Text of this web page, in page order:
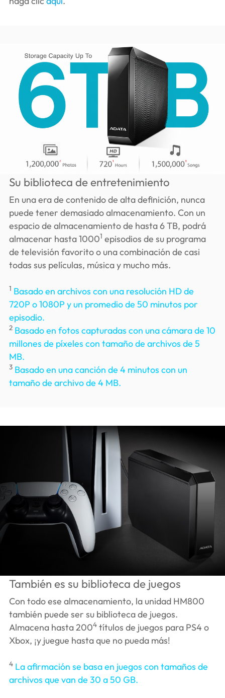
Su biblioteca de entretenimiento
En una era de contenido de alta definición, nunca
puede tener demasiado almacenamiento. Con un
espacio de almacenamiento de hasta 6 TB, podrá
almacenar hasta 10001 episodios de su programa
de televisión favorito o una combinación de casi
todas sus películas, música y mucho más.
1 Basado en archivos con una resolución HD de
720P o 1080P y un promedio de 50 minutos por
episodio.
2Basado en fotos capturadas con una cámara de 10
millones de píxeles con tamaño de archivos de 5
MB.
3Basado en una canción de 4 minutos con un
tamaño de archivo de 4 MB.
También es su biblioteca de juegos
Con todo ese almacenamiento, la unidad HM800
también puede ser su biblioteca de juegos.
Almacena hasta 2004títulos de juegos para PS4 o
Xbox, ¡y juegue hasta que no pueda más!
4La afirmación se basa en juegos con tamaños de
archivos que van de 30 a 50 GB.